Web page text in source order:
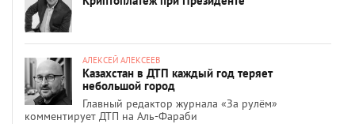
АЛЕКСЕЙ АЛЕКСЕЕВ
Казахстан в ДТП каждый год теряет
небольшой город
Главный редактор журнала «За рулём»
комментирует ДТП на Аль-Фараби